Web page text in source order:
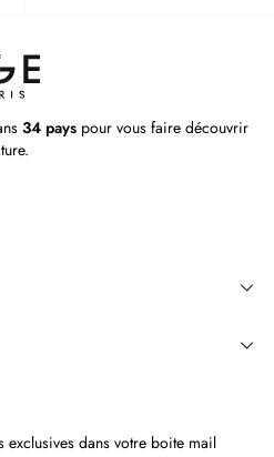
34 pays pour vous faire découvrir
exclusives dans votre boite mail